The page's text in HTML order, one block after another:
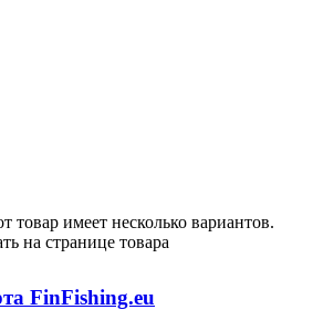
товар имеет несколько вариантов.
на странице товара
FinFishing.eu